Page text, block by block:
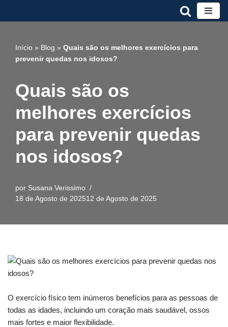
conteúdo
Início » Blog » Quais são os melhores exercícios para
prevenir quedas nos idosos?
Quais são os
melhores exercícios
para prevenir quedas
nos idosos?
por Susana Verissimo
18 de Agosto de 202512 de Agosto de 2025
O exercício físico tem inúmeros benefícios para as pessoas de
todas as idades, incluindo um coração mais saudável, ossos
mais fortes e maior flexibilidade.